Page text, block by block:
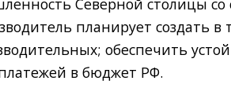
Северной столицы
планирует создать
обеспечить
в бюджет РФ.